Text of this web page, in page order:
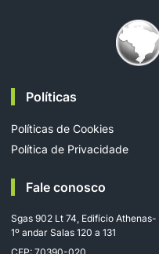
Políticas
Políticas de Cookies
Política de Privacidade
Fale conosco
Sgas 902 Lt 74, Edifício Athenas-
1º andar Salas 120 a 131